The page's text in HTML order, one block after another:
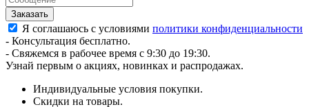
Я соглашаюсь с условиями политики конфиденциальности
- Консультация бесплатно.
- Свяжемся в рабочее время с 9:30 до 19:30.
Узнай первым о акциях, новинках и распродажах.
Индивидуальные условия покупки.
Скидки на товары.